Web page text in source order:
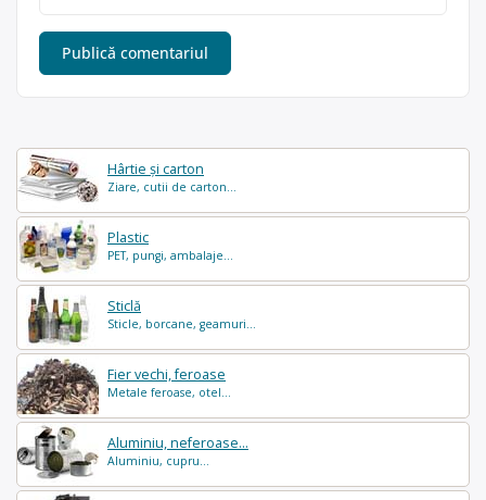
Hârtie și carton
Ziare, cutii de carton...
Plastic
PET, pungi, ambalaje...
Sticlă
Sticle, borcane, geamuri...
Fier vechi, feroase
Metale feroase, otel...
Aluminiu, neferoase...
Aluminiu, cupru...